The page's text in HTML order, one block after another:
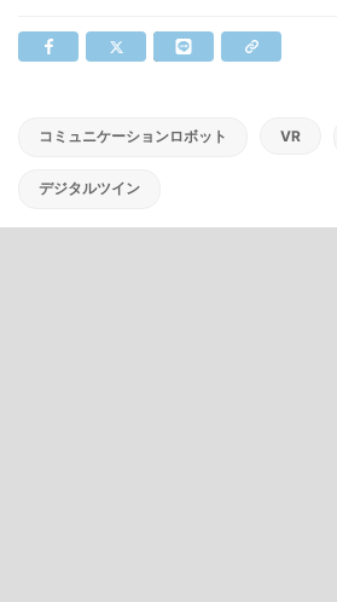
コミュニケーションロボット VR
デジタルツイン